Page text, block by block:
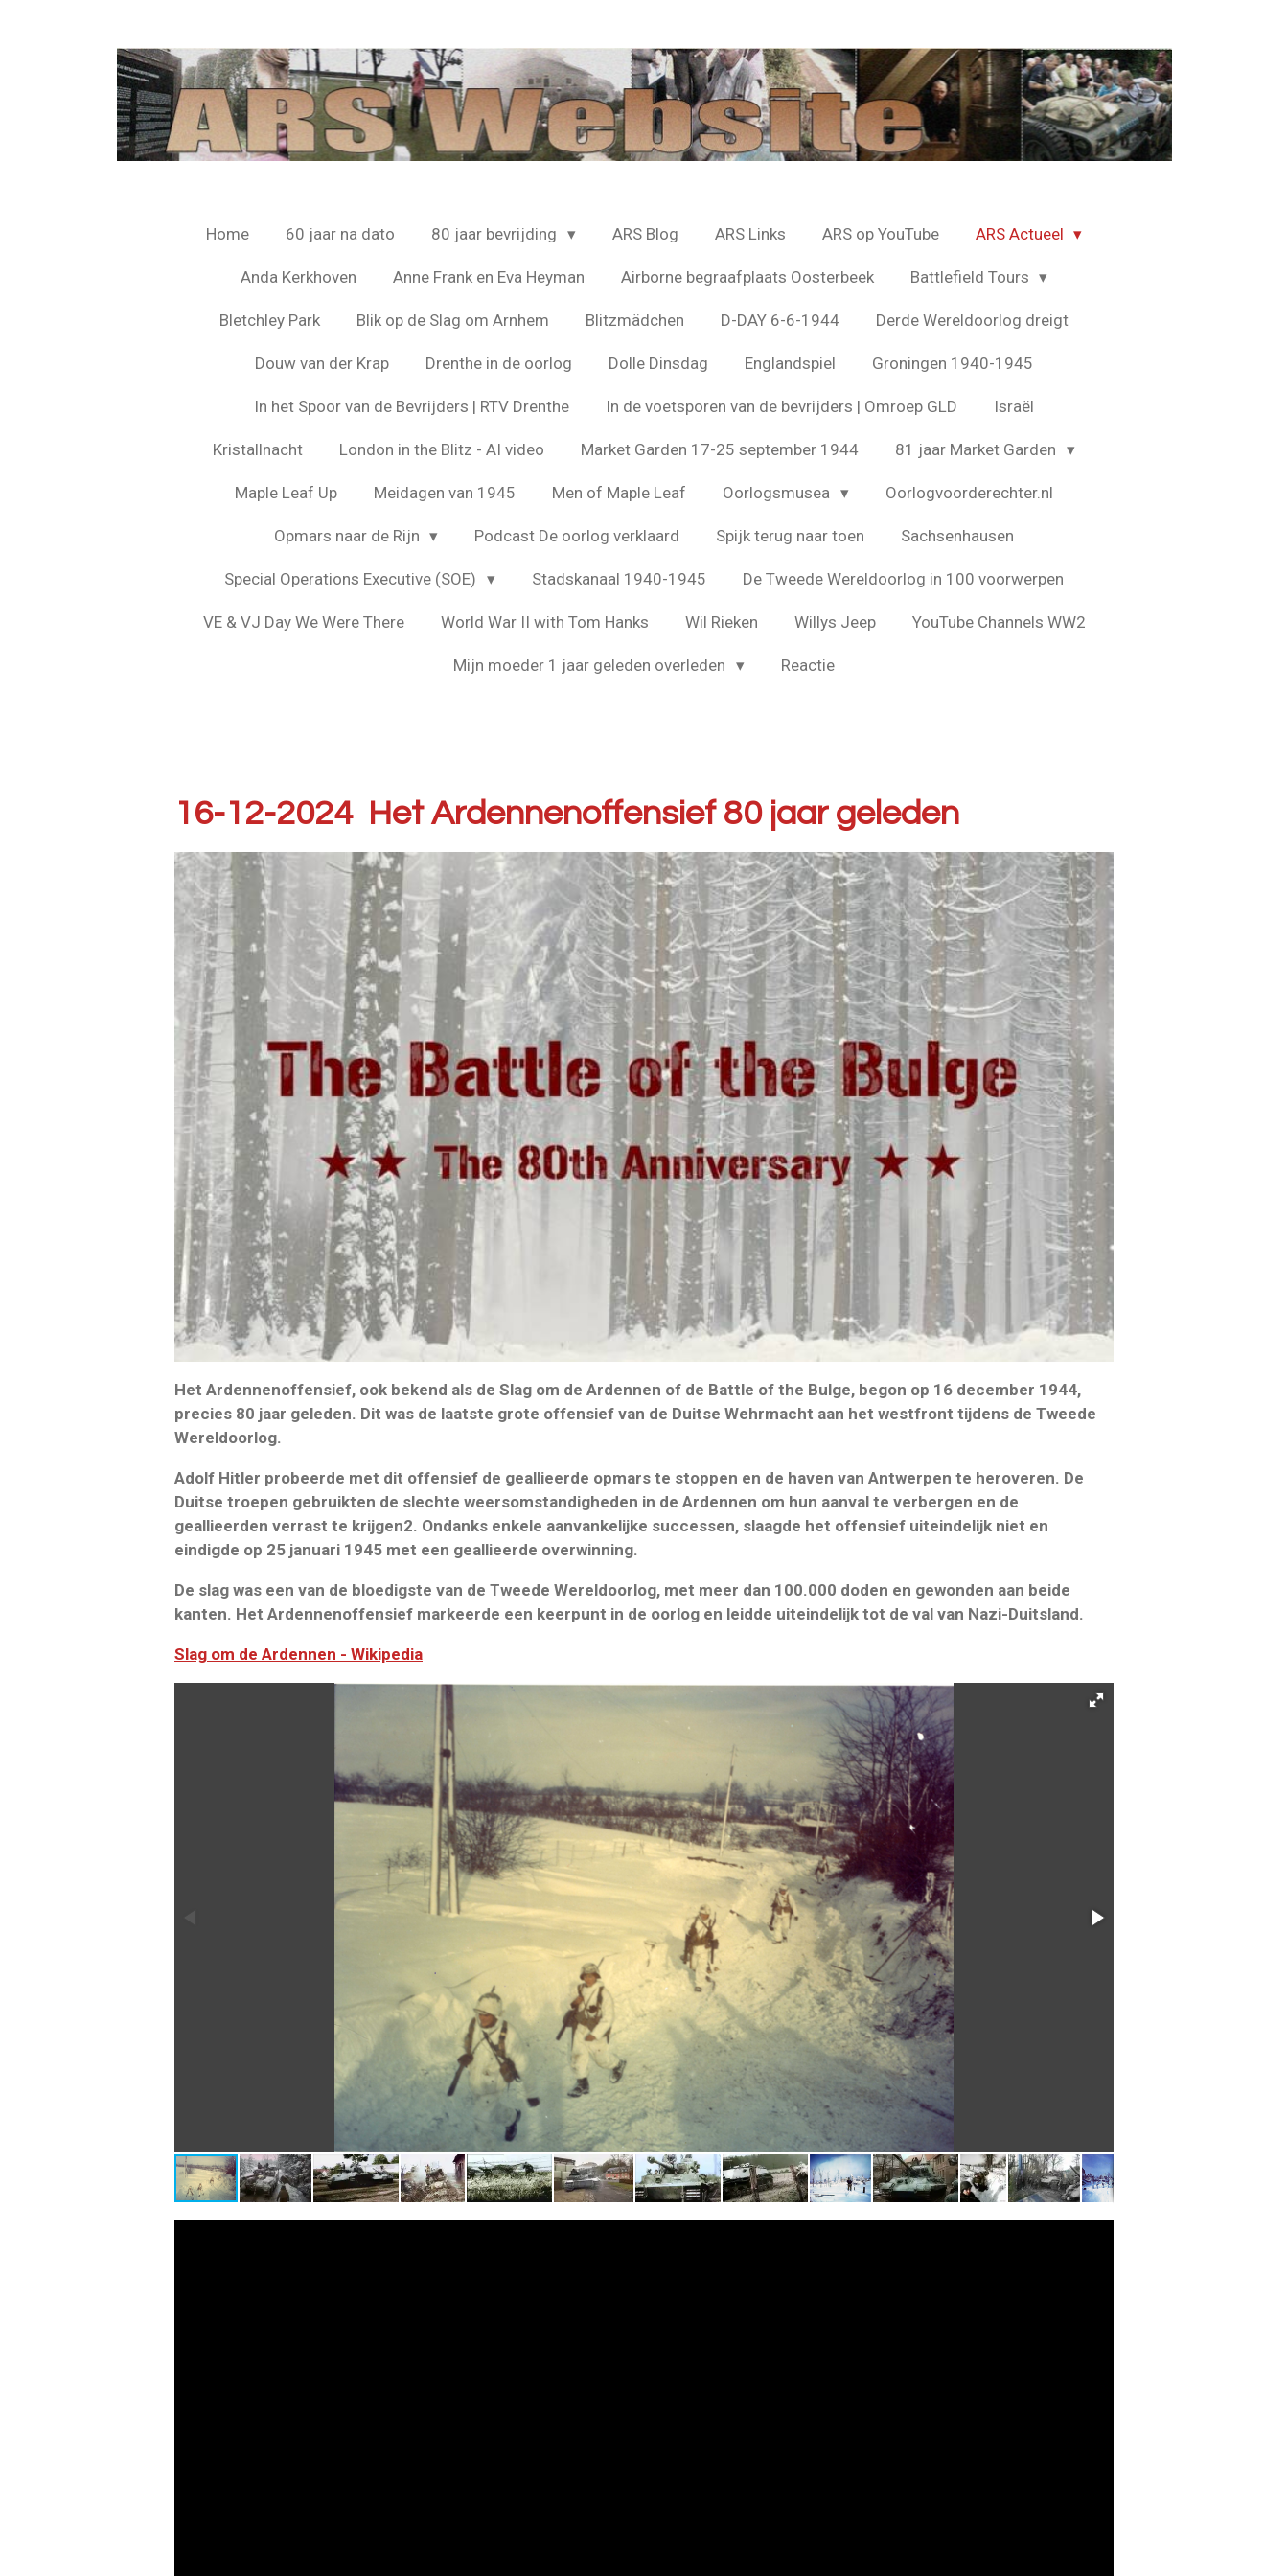
Home 60 jaar na dato 80 jaar bevrijding ARS Blog ARS Links ARS op YouTube ARS Actueel
Anda Kerkhoven Anne Frank en Eva Heyman Airborne begraafplaats Oosterbeek Battlefield Tours
Bletchley Park Blik op de Slag om Arnhem Blitzmädchen D-DAY 6-6-1944 Derde Wereldoorlog dreigt
Douw van der Krap Drenthe in de oorlog Dolle Dinsdag Englandspiel Groningen 1940-1945
In het Spoor van de Bevrijders | RTV Drenthe In de voetsporen van de bevrijders | Omroep GLD Israël
Kristallnacht London in the Blitz - AI video Market Garden 17-25 september 1944 81 jaar Market Garden
Maple Leaf Up Meidagen van 1945 Men of Maple Leaf Oorlogsmusea Oorlogvoorderechter.nl
Opmars naar de Rijn Podcast De oorlog verklaard Spijk terug naar toen Sachsenhausen
Special Operations Executive (SOE) Stadskanaal 1940-1945 De Tweede Wereldoorlog in 100 voorwerpen
VE & VJ Day We Were There World War II with Tom Hanks Wil Rieken Willys Jeep YouTube Channels WW2
Mijn moeder 1 jaar geleden overleden Reactie
16-12-2024 Het Ardennenoffensief 80 jaar geleden
Het Ardennenoffensief, ook bekend als de Slag om de Ardennen of de Battle of the Bulge, begon op 16 december 1944,
precies 80 jaar geleden. Dit was de laatste grote offensief van de Duitse Wehrmacht aan het westfront tijdens de Tweede
Wereldoorlog.
Adolf Hitler probeerde met dit offensief de geallieerde opmars te stoppen en de haven van Antwerpen te heroveren. De
Duitse troepen gebruikten de slechte weersomstandigheden in de Ardennen om hun aanval te verbergen en de
geallieerden verrast te krijgen2. Ondanks enkele aanvankelijke successen, slaagde het offensief uiteindelijk niet en
eindigde op 25 januari 1945 met een geallieerde overwinning.
De slag was een van de bloedigste van de Tweede Wereldoorlog, met meer dan 100.000 doden en gewonden aan beide
kanten. Het Ardennenoffensief markeerde een keerpunt in de oorlog en leidde uiteindelijk tot de val van Nazi-Duitsland.
Slag om de Ardennen - Wikipedia